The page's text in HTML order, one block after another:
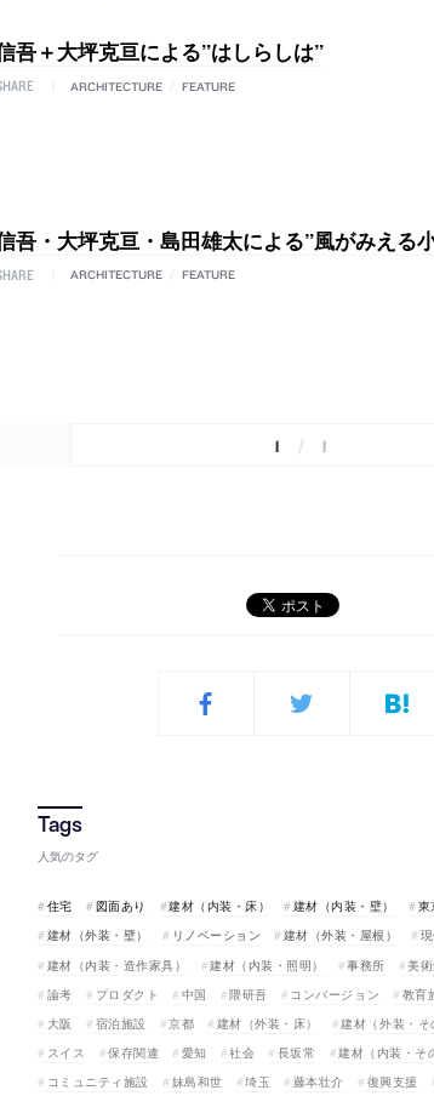
吾＋大坪克亘による”はしらしは”
ARCHITECTURE FEATURE
吾・大坪克亘・島田雄太による”風がみえる
ARCHITECTURE FEATURE
1 / 1
人気のタグ
住宅 図面あり 建材（内装・床） 建材（内装・壁） 東
建材（外装・壁）
リノベーション 建材（外装・屋根）
建材（内装・造作家具）
建材（内装・照明） 事務所 美
論考
プロダクト 中国 隈研吾 コンバージョン 教育
大阪
宿泊施設 京都 建材（外装・床） 建材（外装・そ
スイス
保存関連 愛知 社会 長坂常 建材（内装・そ
コミュニティ施設
妹島和世 埼玉 藤本壮介 復興支援